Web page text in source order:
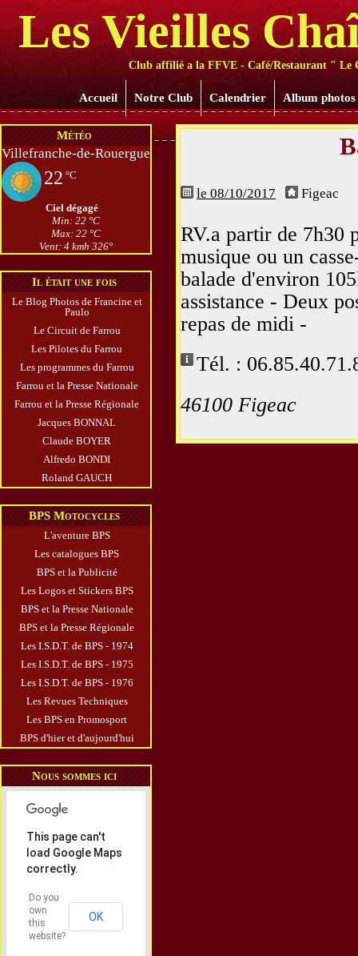
Les Vieilles
Club affilié a la FFVE - Café/Restaurant " Le
Accueil Notre Club Calendrier Album photos
Météo
Villefranche-de-Rouergue
22 °C
Ciel dégagé
Min: 22 °C
Max: 22 °C
Vent: 4 kmh 326°
Il était une fois
Le Blog Photos de Francine et
Paulo
Le Circuit de Farrou
Les Pilotes du Farrou
Les programmes du Farrou
Farrou et la Presse Nationale
Farrou et la Presse Régionale
Jacques BONNAL
Claude BOYER
Alfredo BONDI
Roland GAUCH
BPS Motocycles
L'aventure BPS
Les catalogues BPS
BPS et la Publicité
Les Logos et Stickers BPS
BPS et la Presse Nationale
BPS et la Presse Régionale
Les I.S.D.T. de BPS - 1974
Les I.S.D.T. de BPS - 1975
Les I.S.D.T. de BPS - 1976
Les Revues Techniques
Les BPS en Promosport
BPS d'hier et d'aujourd'hui
Nous sommes ici
This page can't
load Google Maps
correctly.
Do you
own
this
website?
OK
le 08/10/2017 Figeac
RV.a partir de 7h30
musique ou un
balade d'environ
assistance - Deux
repas de midi -
Tél. :
46100 Figeac